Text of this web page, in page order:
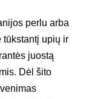
perlu arba
tūkstantį upių ir
juostą
Dėl šito